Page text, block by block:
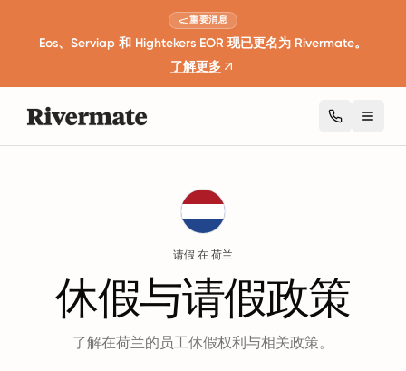
重要消息
Eos、Serviap 和 Hightekers EOR 现已更名为 Rivermate。
了解更多
请假 在 荷兰
休假与请假政策
了解在荷兰的员工休假权利与相关政策。